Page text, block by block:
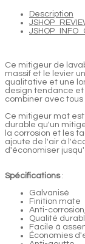
Description
Ce mitigeur de
massif et le levier
qualitative et une
design tendance et
combiner avec tous
Ce mitigeur mat
durable qu'un
la corrosion et les
ajoute de l'air à
d'économiser
Spécifications:
Galvanisé
Finition mate
Anti-
Qualité
Facile à
Économies